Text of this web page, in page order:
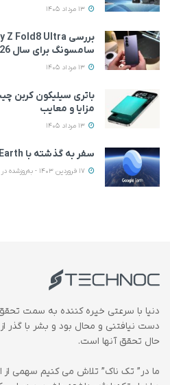
سامسونگ برای سال 2026
باتری سیلیکون کربن
مزایا و معایب
سفر به گذشته با Google Earth
دنیا با سرعتی خیره کننده به سمت
دست نیافتنی و محال بود و بشر با گذر
حال تحقق آنها است.
ما در” تک ناک” تلاش می کنیم سهمی از